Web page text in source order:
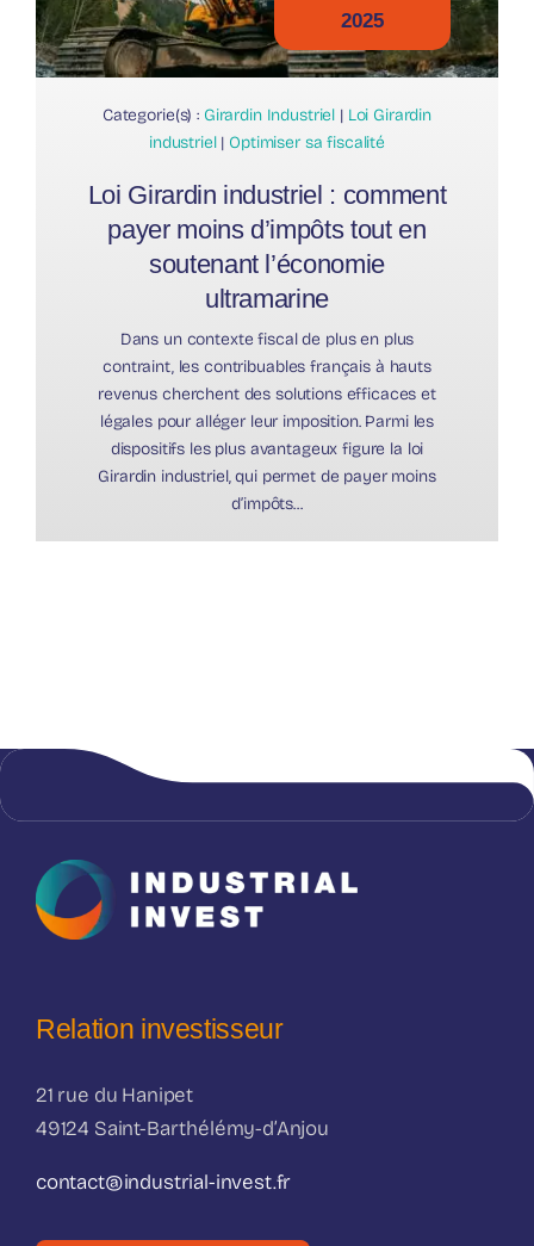
2025
Categorie(s) : Girardin Industriel | Loi Girardin
industriel| Optimiser sa fiscalité
Loi Girardin industriel : comment
payer moins d’impôts tout en
soutenant l’économie
ultramarine
Dans un contexte fiscal de plus en plus
contraint, les contribuables français à hauts
revenus cherchent des solutions efficaces et
légales pour alléger leur imposition. Parmi les
dispositifs les plus avantageux figure la loi
Girardin industriel, qui permet de payer moins
d’impôts...
Relation investisseur
21 rue du Hanipet
49124 Saint-Barthélémy-d’Anjou
contact@industrial-invest.fr